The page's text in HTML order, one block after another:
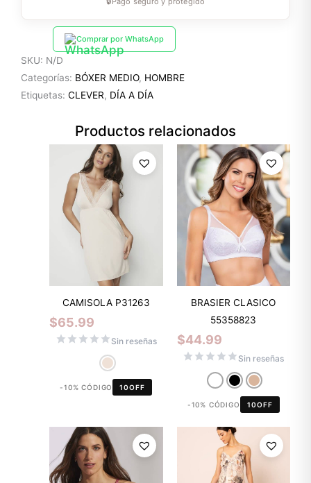
Comprar por WhatsApp
SKU: N/D
Categorías: BÓXER MEDIO, HOMBRE
Etiquetas: CLEVER, DÍA A DÍA
Productos relacionados
CAMISOLA P31263
$65.99
Sin reseñas
-10% CÓDIGO 10OFF
BRASIER CLASICO
55358823
$44.99
Sin reseñas
-10% CÓDIGO 10OFF